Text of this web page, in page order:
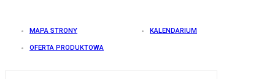
MAPA STRONY KALENDARIUM
OFERTA PRODUKTOWA